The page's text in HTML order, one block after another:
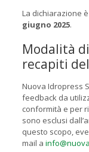
La dichiarazione
giugno 2025.
Modalità
recapiti
Nuova Idropress
feedback da
conformità e per
sono esclusi
questo scopo,
mail a